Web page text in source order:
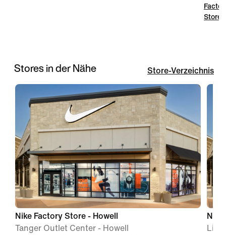
Stores
Stores in der Nähe Store-Verzeichnis
Nike Factory Store - Howell
Tanger Outlet Center - Howell